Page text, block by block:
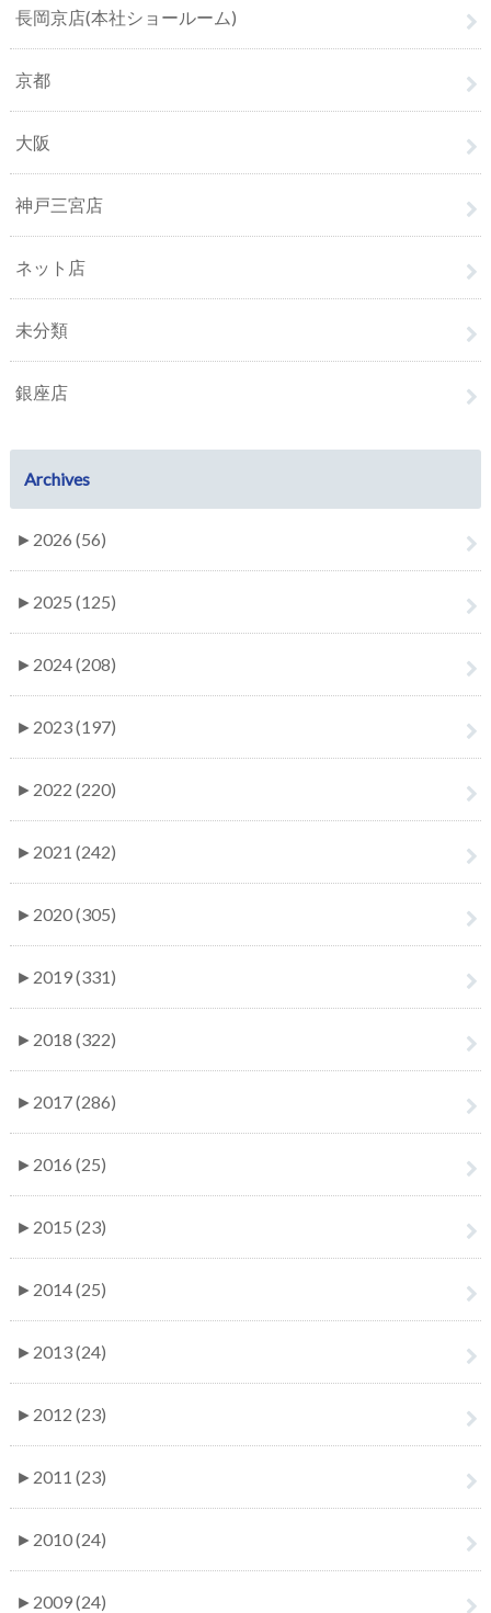
長岡京店(本社ショールーム)
京都
大阪
神戸三宮店
ネット店
未分類
銀座店
Archives
► 2026 (56)
► 2025 (125)
► 2024 (208)
► 2023 (197)
► 2022 (220)
► 2021 (242)
► 2020 (305)
► 2019 (331)
► 2018 (322)
► 2017 (286)
► 2016 (25)
► 2015 (23)
► 2014 (25)
► 2013 (24)
► 2012 (23)
► 2011 (23)
► 2010 (24)
► 2009 (24)